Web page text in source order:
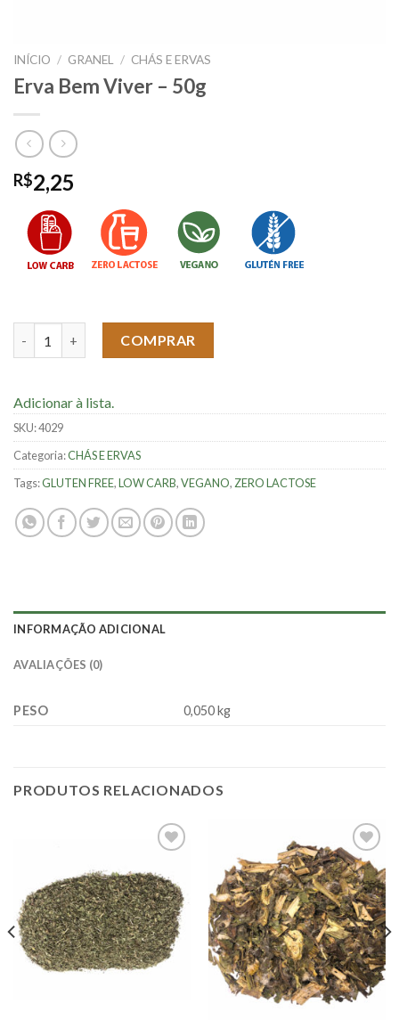
INÍCIO / GRANEL / CHÁS E ERVAS
Erva Bem Viver – 50g
R$2,25
COMPRAR
Adicionar à lista.
SKU:4029
Categoria:CHÁS E ERVAS
Tags:GLUTEN FREE,LOW CARB,VEGANO, ZERO LACTOSE
INFORMAÇÃO ADICIONAL
AVALIAÇÕES (0)
PESO 0,050 kg
PRODUTOS RELACIONADOS
à lista.
Adicionar
à lista.